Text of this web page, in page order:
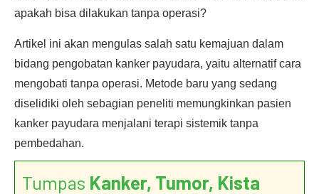
apakah bisa dilakukan tanpa operasi?
Artikel ini akan mengulas salah satu kemajuan dalam
bidang pengobatan kanker payudara, yaitu alternatif cara
mengobati tanpa operasi. Metode baru yang sedang
diselidiki oleh sebagian peneliti memungkinkan pasien
kanker payudara menjalani terapi sistemik tanpa
pembedahan.
Tumpas Kanker, Tumor, Kista